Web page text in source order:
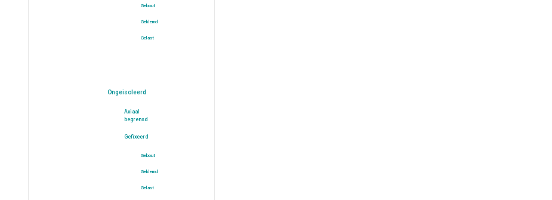
Gebout
Geklemd
Gelast
Ongeisoleerd
Axiaal
begrensd
Gefixeerd
Gebout
Geklemd
Gelast